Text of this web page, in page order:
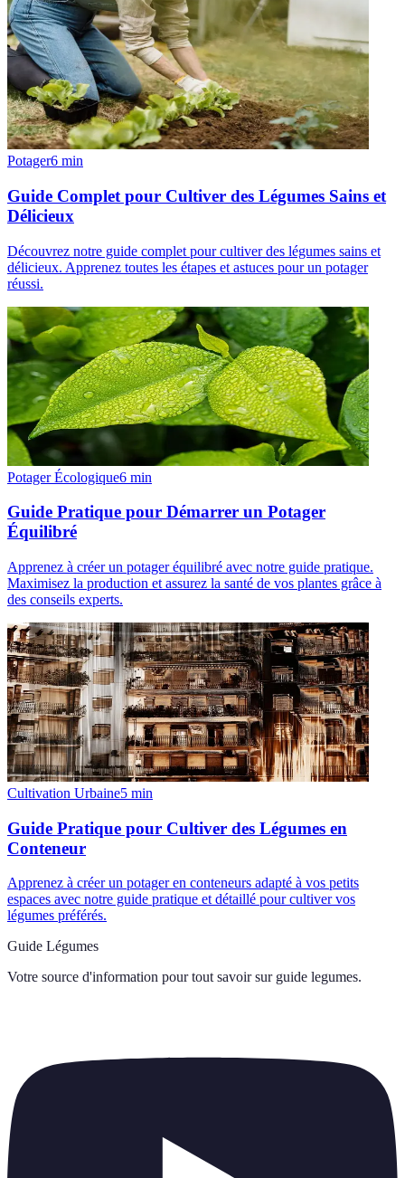
Potager6 min
Guide Complet pour Cultiver des Légumes Sains et
Délicieux
Découvrez notre guide complet pour cultiver des légumes sains et
délicieux. Apprenez toutes les étapes et astuces pour un potager
réussi.
Potager Écologique6 min
Guide Pratique pour Démarrer un Potager
Équilibré
Apprenez à créer un potager équilibré avec notre guide pratique.
Maximisez la production et assurez la santé de vos plantes grâce à
des conseils experts.
Cultivation Urbaine5 min
Guide Pratique pour Cultiver des Légumes en
Conteneur
Apprenez à créer un potager en conteneurs adapté à vos petits
espaces avec notre guide pratique et détaillé pour cultiver vos
légumes préférés.
Guide Légumes
Votre source d'information pour tout savoir sur guide legumes.